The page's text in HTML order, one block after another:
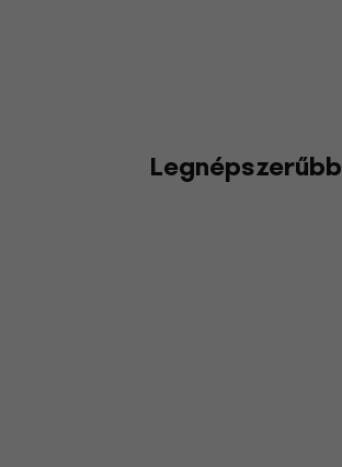
Legnépszerűbb